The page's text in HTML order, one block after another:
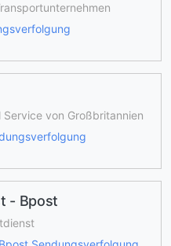
Service von Großbritannien
- Bpost